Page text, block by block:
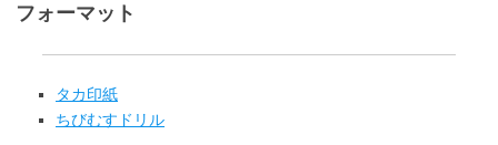
フォーマット
タカ印紙
ちびむすドリル